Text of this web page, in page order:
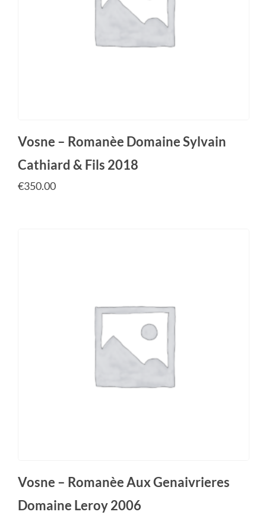
Vosne – Romanèe Domaine Sylvain
Cathiard & Fils 2018
€350.00
Vosne – Romanèe Aux Genaivrieres
Domaine Leroy 2006